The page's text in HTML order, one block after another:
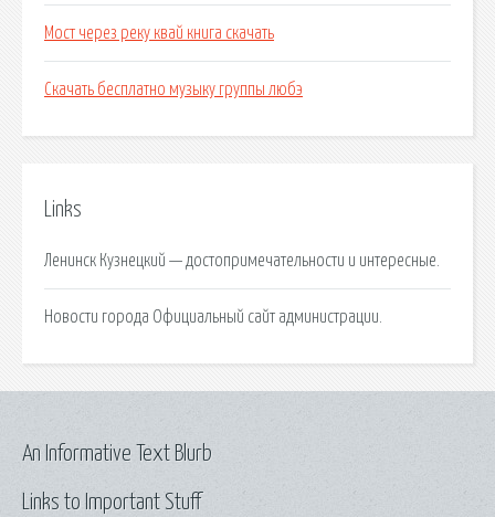
Мост через реку квай книга скачать
Скачать бесплатно музыку группы любэ
Links
Ленинск Кузнецкий — достопримечательности и интересные.
Новости города Официальный сайт администрации.
Links to Important Stuff
An Informative Text Blurb